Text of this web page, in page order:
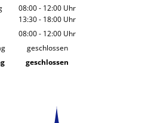
08:00- 12:00 Uhr
Von 08:00 bis 12:00 Uhr
13:30- 18:00 Uhr
Von 13:30 bis 18:00 Uhr
08:00- 12:00 Uhr
Von 08:00 bis 12:00 Uhr
geschlossen
geschlossen